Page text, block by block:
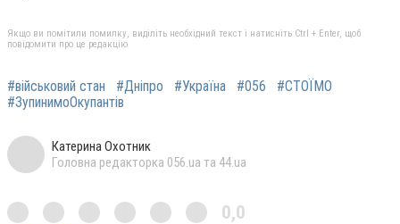
Якщо ви помітили помилку, виділіть необхідний текст і натисніть Ctrl + Enter, щоб
повідомити про це редакцію
#військовий стан #Дніпро #Україна #056
#СТОЇМО
#ЗупинимоОкупантів
Катерина Охотник
Головна редакторка 056.ua та 44.ua
0,0